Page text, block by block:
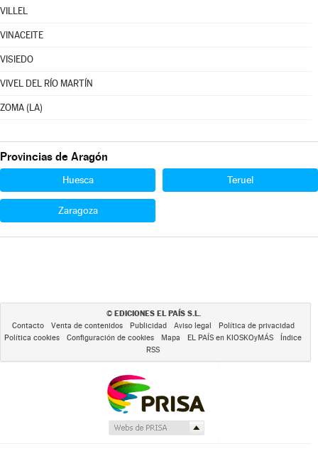
VILLEL
VINACEITE
VISIEDO
VIVEL DEL RÍO MARTÍN
ZOMA (LA)
Provincias de Aragón
Huesca Teruel
Zaragoza
© EDICIONES EL PAÍS S.L.
Contacto Venta de contenidos Publicidad Aviso legal
Política de privacidad
Política cookies
Configuración de cookies Mapa EL PAÍS en KIOSKOyMÁS
Índice
RSS